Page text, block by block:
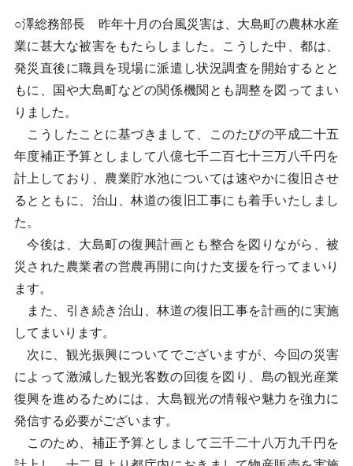
○澤総務部長 昨年十月の台風災害は、大島町の農林水産
業に甚大な被害をもたらしました。こうした中、都は、
発災直後に職員を現場に派遣し状況調査を開始するとと
もに、国や大島町などの関係機関とも調整を図ってまい
りました。
こうしたことに基づきまして、このたびの平成二十五
年度補正予算としまして八億七千二百七十三万八千円を
計上しており、農業貯水池については速やかに復旧させ
るとともに、治山、林道の復旧工事にも着手いたしまし
た。
今後は、大島町の復興計画とも整合を図りながら、被
災された農業者の営農再開に向けた支援を行ってまいり
ます。
また、引き続き治山、林道の復旧工事を計画的に実施
してまいります。
次に、観光振興についてでございますが、今回の災害
によって激減した観光客数の回復を図り、島の観光産業
復興を進めるためには、大島観光の情報や魅力を強力に
発信する必要がございます。
このため、補正予算としまして三千二十八万九千円を